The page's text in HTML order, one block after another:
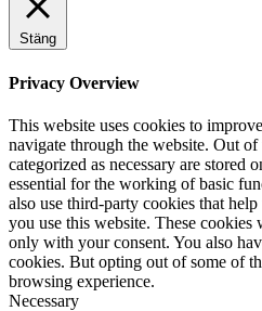
Stäng
Privacy Overview
This website uses cookies to
navigate through the website. Out of
categorized as necessary are stored
essential for the working of basic
also use third-party cookies that
you use this website. These
only with your consent. You also
cookies. But opting out of some of
browsing experience.
Necessary